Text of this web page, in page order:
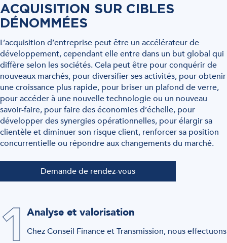
ACQUISITION SUR CIBLES
DÉNOMMÉES
L’acquisition d’entreprise peut être un accélérateur de
développement, cependant elle entre dans un but global qui
diffère selon les sociétés. Cela peut être pour conquérir de
nouveaux marchés, pour diversifier ses activités, pour obtenir
une croissance plus rapide, pour briser un plafond de verre,
pour accéder à une nouvelle technologie ou un nouveau
savoir-faire, pour faire des économies d’échelle, pour
développer des synergies opérationnelles, pour élargir sa
clientèle et diminuer son risque client, renforcer sa position
concurrentielle ou répondre aux changements du marché.
Demande de rendez-vous
1 Analyse et valorisation
Chez Conseil Finance et Transmission, nous effectuons